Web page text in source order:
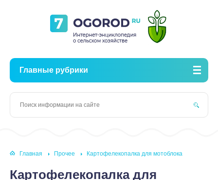
Главные рубрики
Главная Прочее Картофелекопалка для мотоблока
Картофелекопалка для